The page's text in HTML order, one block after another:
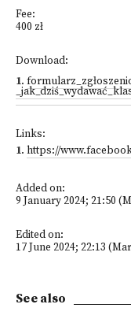
Fee:
400 zł
Download:
1.
Links:
1. https://
Added on:
9 January 2024; 21:50
Edited on:
17 June 2024; 22:13
See also